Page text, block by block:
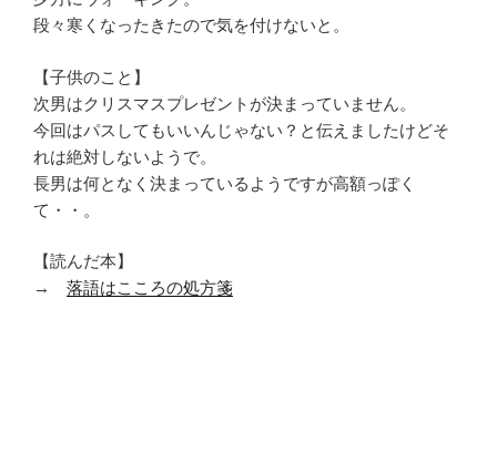
段々寒くなったきたので気を付けないと。
【子供のこと】
次男はクリスマスプレゼントが決まっていません。
今回はパスしてもいいんじゃない？と伝えましたけどそ
れは絶対しないようで。
長男は何となく決まっているようですが高額っぽく
て・・。
【読んだ本】
→ 落語はこころの処方箋